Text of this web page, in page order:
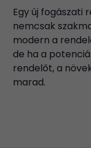
Egy új fogászati
nemcsak
modern a
de ha a
rendelőt, a
marad.